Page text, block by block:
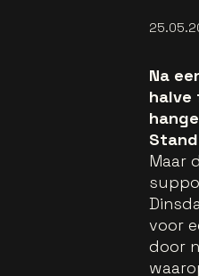
Na
halve
Maar
voor
door